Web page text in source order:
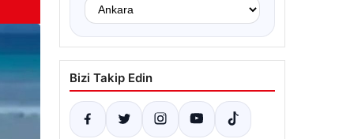
Bizi Takip Edin